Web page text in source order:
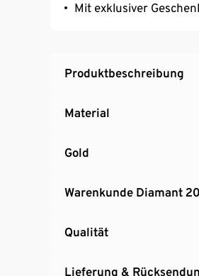
Mit exklusiver
Produktbeschreibung
Material
Gold
Warenkunde Diamant
Qualität
Lieferung &